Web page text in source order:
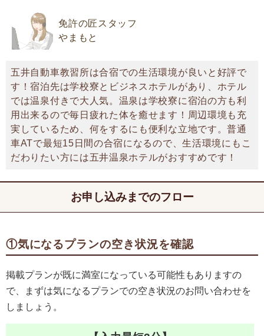
免許の匠スタッフ
やまもと
五井自動車教習所は合宿での生活環境が良いと好評で
す！宿泊先は学校寮とビジネスホテルがあり、ホテル
では温泉付きで大人気。温泉は学校寮に宿泊の方も利
用出来るので毎日疲れた体を癒せます！周辺環境も充
実しているため、何をするにも便利な立地です。普通
車ATで最短15日間の合宿になるので、生活環境にもこ
だわりたい方には五井温泉ホテルがおすすめです！
お申し込みまでのフロー
①気になるプランの空き状況を確認
掲載プランが既に満室になっている可能性もありますの
で、まずは気になるプランでの空き状況のお問い合わせを
しましょう。